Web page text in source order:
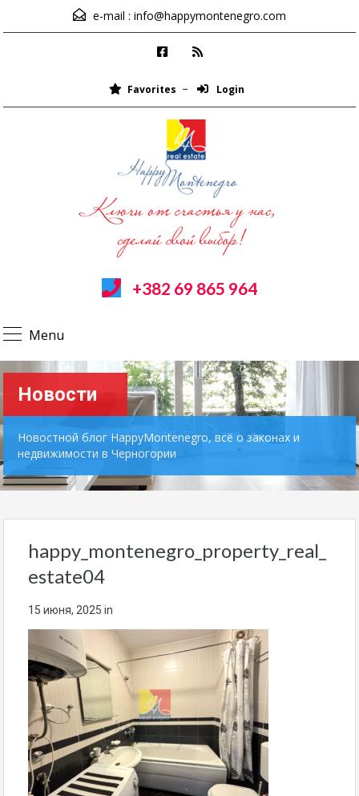
e-mail : info@happymontenegro.com
Favorites Login
+382 69 865 964
Menu
Новости
Новостной блог HappyMontenegro, всё о законах и
недвижимости в Черногории
happy_montenegro_property_real_
estate04
15 июня, 2025 in